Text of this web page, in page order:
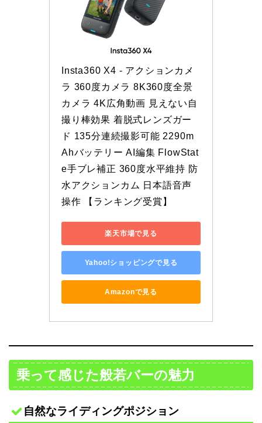
Insta360 X4 - アクションカメ
ラ 360度カメラ 8K360度全景
カメラ 4K広角動画 見えない自
撮り棒効果 着脱式レンズガー
ド 135分連続撮影可能 2290m
Ahバッテリー AI編集 FlowStat
e手ブレ補正 360度水平維持 防
水アクションカム 日本語音声
操作 【ランキング受賞】
楽天市場で見る
Yahoo!ショッピングで見る
Amazonで見る
乗って感じた般若バーの魅力
自然なライディングポジション